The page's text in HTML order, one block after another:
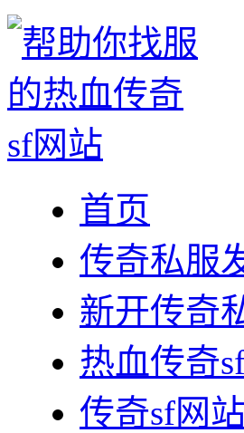
首页
传奇私服
新开传奇
热血传奇
传奇sf网站